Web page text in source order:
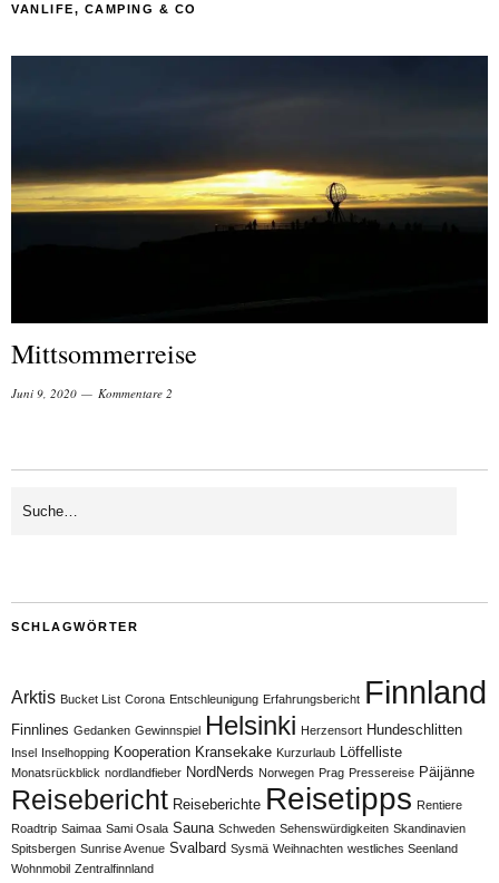
VANLIFE, CAMPING & CO
Mittsommerreise
Juni 9, 2020 Kommentare 2
SCHLAGWÖRTER
Arktis Bucket List Corona Entschleunigung Erfahrungsbericht Finnland
Finnlines Gedanken Gewinnspiel Helsinki Herzensort Hundeschlitten
Insel Inselhopping Kooperation Kransekake Kurzurlaub Löffelliste
Monatsrückblick nordlandfieber NordNerds Norwegen Prag Pressereise Päijänne
Reisebericht Reiseberichte Reisetipps Rentiere
Roadtrip Saimaa Sami Osala Sauna Schweden Sehenswürdigkeiten Skandinavien
Spitsbergen Sunrise Avenue Svalbard Sysmä Weihnachten westliches Seenland
Wohnmobil Zentralfinnland